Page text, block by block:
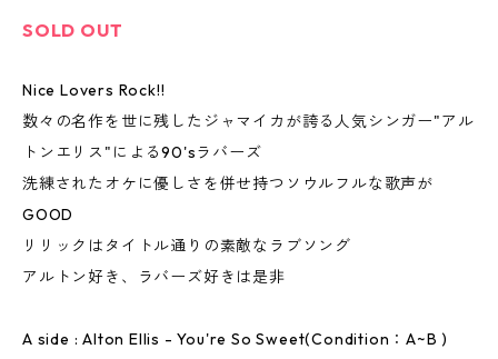
SOLD OUT
Nice Lovers Rock!!
数々の名作を世に残したジャマイカが誇る人気シンガー"アル
トンエリス"による90'sラバーズ
洗練されたオケに優しさを併せ持つソウルフルな歌声が
GOOD
リリックはタイトル通りの素敵なラブソング
アルトン好き、ラバーズ好きは是非
A side : Alton Ellis - You're So Sweet(Condition：A~B )